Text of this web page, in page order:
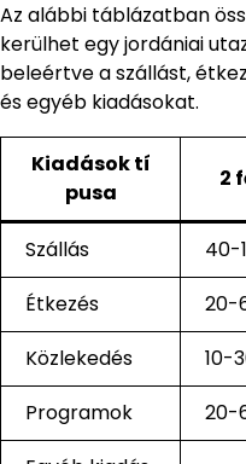
Az alábbi táblázatban
kerülhet egy jordániai
beleértve a szállást,
és egyéb kiadásokat.
Kiadások tí
pusa
2
Szállás 40-
Étkezés
20-
Közlekedés
10-
Programok
20-